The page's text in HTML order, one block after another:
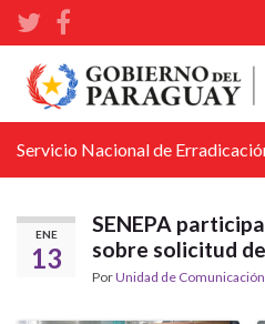
Search for:
Servicio Nacional de
ENE
13
SENEPA
sobre solicitud
PorUnidad de